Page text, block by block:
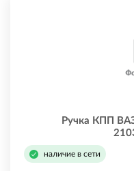
Ручка КПП
наличие в сети